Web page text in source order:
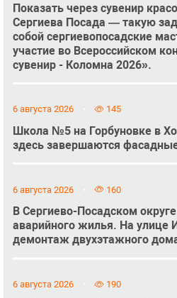
Показать через сувенир
Сергиева Посада — такую
собой сергиевопосадские
участие во Всероссийском
сувенир - Коломна 2026».
6 августа 2026 145
Школа №5 на Горбуновке в
здесь завершаются
6 августа 2026 160
В Сергиево-Посадском
аварийного жилья. На улице
демонтаж двухэтажного
6 августа 2026 190